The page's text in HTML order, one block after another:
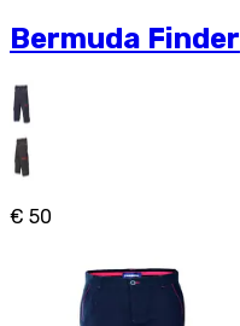
Bermuda Finder
€ 50